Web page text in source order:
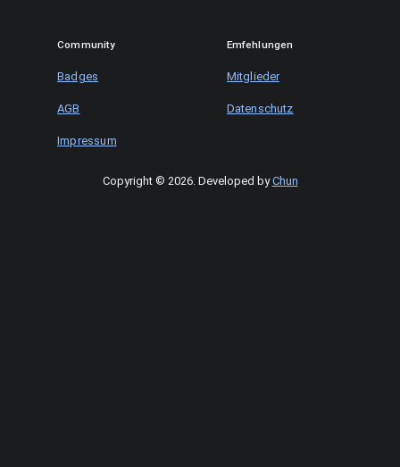
Community Emfehlungen
Badges Mitglieder
AGB Datenschutz
Impressum
Copyright © 2026. Developed byChun